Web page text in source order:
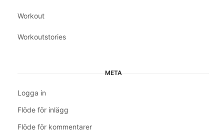
Workout
Workoutstories
META
Logga in
Flöde för inlägg
Flöde för kommentarer